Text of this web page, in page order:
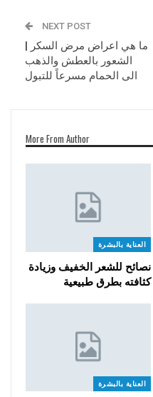
NEXT POST
ما هي اعراض مرض السكر |
الشعور بالعطش والذهب
الى الحمام مسرعاً للتبول
More From Author
العناية بالبشرة
نصائح للشعر الخفيف وزيادة
كثافته بطرق طبيعية
العناية بالبشرة